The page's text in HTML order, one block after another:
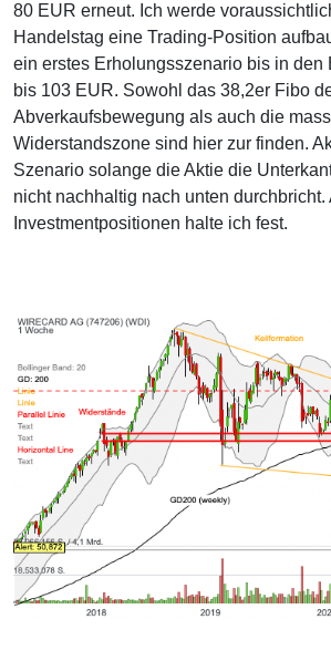
80 EUR erneut. Ich werde
Handelstag eine Trading-Position
ein erstes Erholungsszenario bis in den
bis 103 EUR. Sowohl das 38,2er Fibo
Abverkaufsbewegung als auch die
Widerstandszone sind hier zur finden.
Szenario solange die Aktie die
nicht nachhaltig nach unten durchbricht.
Investmentpositionen halte ich fest.